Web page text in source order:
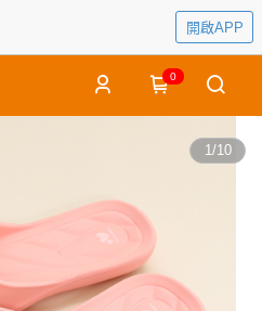
開啟APP
0
1/10